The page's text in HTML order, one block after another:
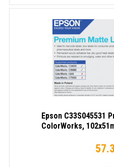
Epson C33S045531
ColorWorks,